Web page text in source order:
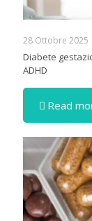
28 Ottobre 2025
Diabete
ADHD
Read